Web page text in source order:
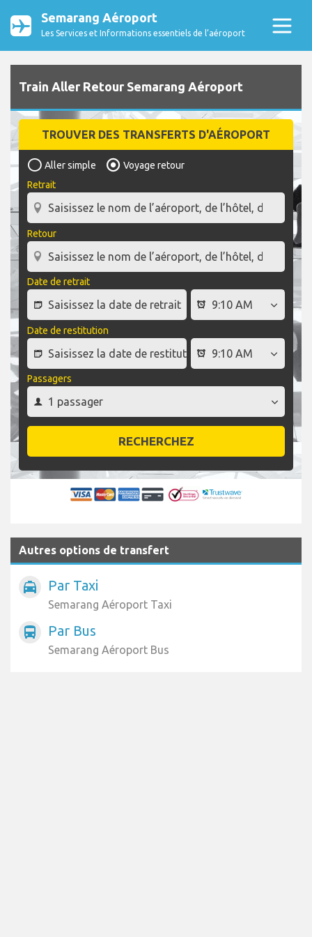
Semarang Aéroport
Les Services et Informations essentiels de l’aéroport
Train Aller Retour Semarang Aéroport
TROUVER DES TRANSFERTS D'AÉROPORT
Aller simple
Voyage retour
Retrait
Retour
Date de retrait
Date de restitution
Passagers
RECHERCHEZ
Autres options de transfert
local_taxi Par Taxi
Semarang Aéroport Taxi
directions_bus Par Bus
Semarang Aéroport Bus